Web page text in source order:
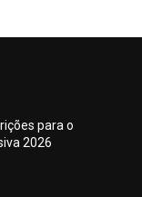
para o
2026